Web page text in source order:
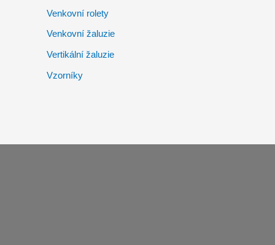
Venkovní rolety
Venkovní žaluzie
Vertikální žaluzie
Vzorníky